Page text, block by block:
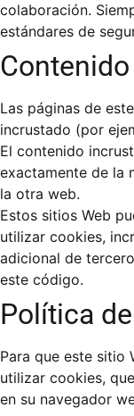
colaboración.
estándares de
Las páginas de
incrustado (por
El contenido
exactamente de la
la otra web.
Estos sitios Web
utilizar cookies,
adicional de
este código.
Política
Para que este sitio
utilizar cookies,
en su navegador